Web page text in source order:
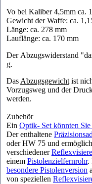
Vo bei Kaliber 4,5mm ca.
Gewicht der Waffe: ca.
Länge: ca. 278 mm
Lauflänge: ca. 170 mm
Der Abzugswiderstand
g.
Das Abzugsgewicht ist
Vorzugsweg und der
werden.
Zubehör
Ein Optik- Set könnten
Der enthaltene
oder HW 75 und
verschiedenerReflexvisiere
einem Pistolenzielfernrohr.
besondere Pistolenversion
von speziellen